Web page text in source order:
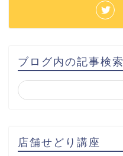
ブログ内の記事検索
店舗せどり講座